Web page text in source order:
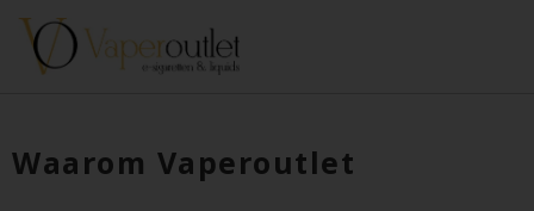
Waarom Vaperoutlet